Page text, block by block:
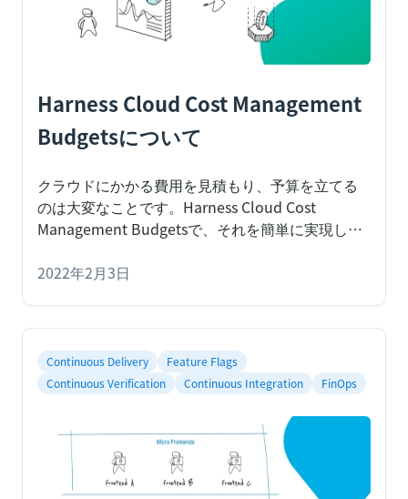
Harness Cloud Cost Management
Budgetsについて
クラウドにかかる費用を見積もり、予算を立てる
のは大変なことです。Harness Cloud Cost
Management Budgetsで、それを簡単に実現しま
なっています。クラウドの導入により、企業はこ
ため、財務チームにとって、さまざまな業務にか
かるクラウド費用を見積もり、予算を立てるとい
Management Budgetsでどのようにそれを実現で
きるかを見てみましょう!
2022年2月3日
Continuous Delivery
Feature Flags
Continuous Verification
Continuous Integration FinOps